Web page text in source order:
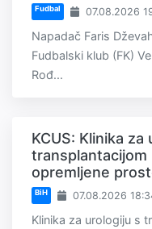
Fudbal 07.08.2026
Napadač Faris
Fudbalski klub (FK)
Rođ...
KCUS: Klinika za
transplantacijom
opremljene
BiH 07.08.2026
Klinika za urologiju s